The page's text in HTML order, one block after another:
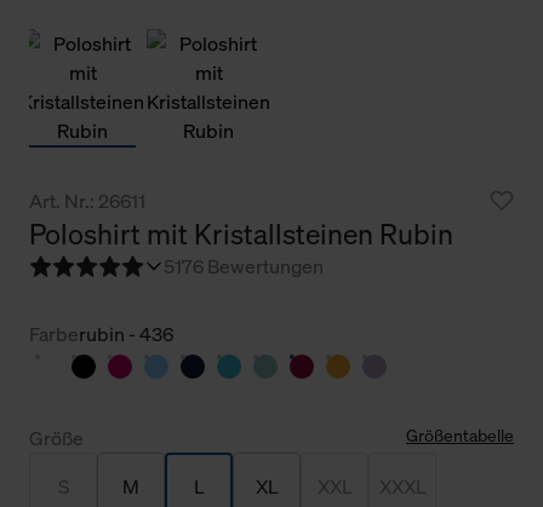
Art. Nr.: 26611
Poloshirt mit Kristallsteinen Rubin
5176 Bewertungen
Farberubin - 436
Größe Größentabelle
S M L XL XXL XXXL